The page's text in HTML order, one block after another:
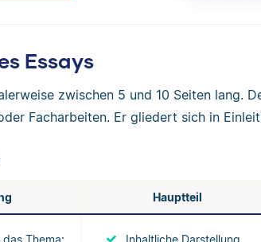
Essays
zwischen 5 und 10 Seiten lang.
Facharbeiten. Er gliedert sich in
Hauptteil